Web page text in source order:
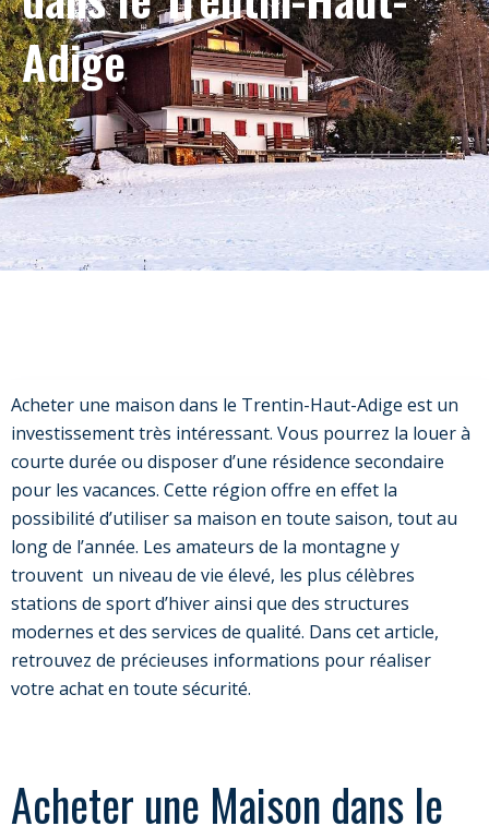
Adige
Acheter une maison dans le Trentin-Haut-Adige est un
investissement très intéressant. Vous pourrez la louer à
courte durée ou disposer d’une résidence secondaire
pour les vacances. Cette région offre en effet la
possibilité d’utiliser sa maison en toute saison, tout au
long de l’année. Les amateurs de la montagne y
trouvent un niveau de vie élevé, les plus célèbres
stations de sport d’hiver ainsi que des structures
modernes et des services de qualité. Dans cet article,
retrouvez de précieuses informations pour réaliser
votre achat en toute sécurité.
Acheter une Maison dans le